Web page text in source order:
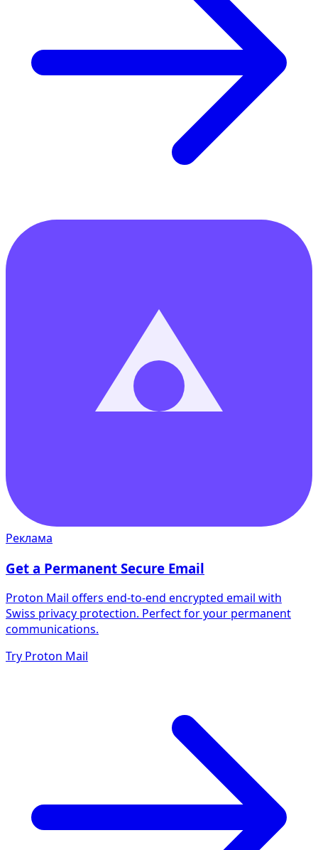
Реклама
Get a Permanent Secure Email
Proton Mail offers end-to-end encrypted email with
Swiss privacy protection. Perfect for your permanent
communications.
Try Proton Mail